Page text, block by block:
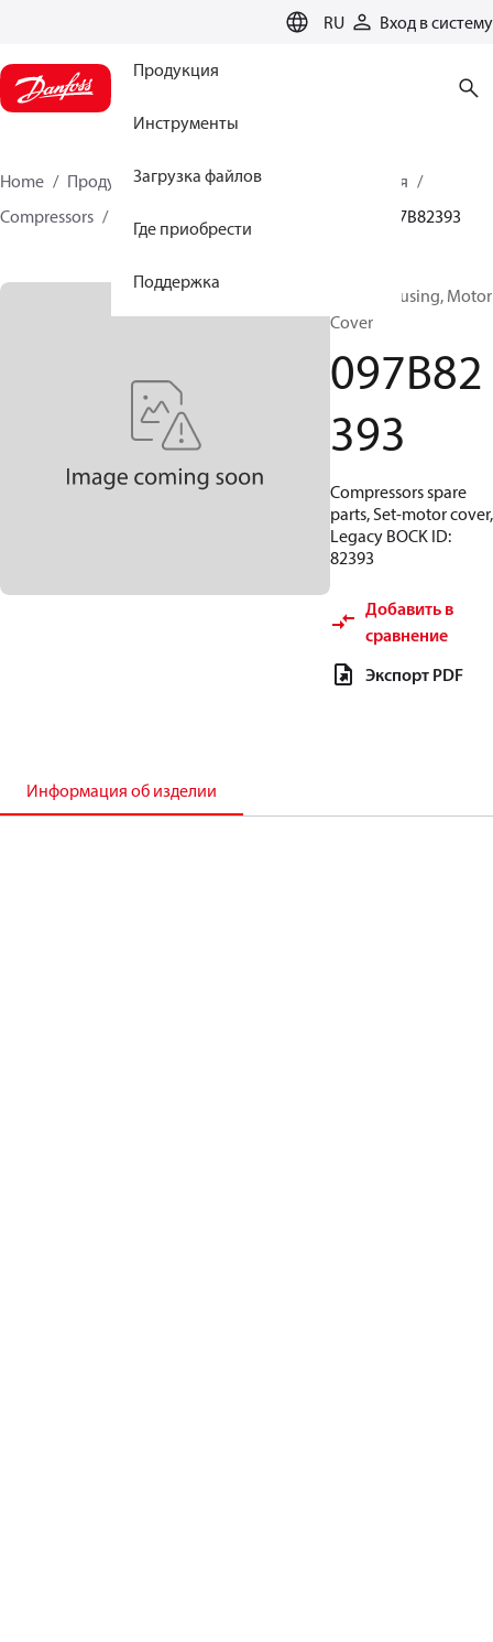
RU Вход в систему
Продукция
Инструменты
Загрузка файлов
Где приобрести
Поддержка
Home Продукция
Решения для теплоснабжения
Compressors
BOCK spare parts and accessories 097B82393
BOCK, Housing, Motor
Cover
097B82
393
Compressors spare
parts, Set-motor cover,
Legacy BOCK ID:
82393
Добавить в
сравнение
Экспорт PDF
Информация об изделии